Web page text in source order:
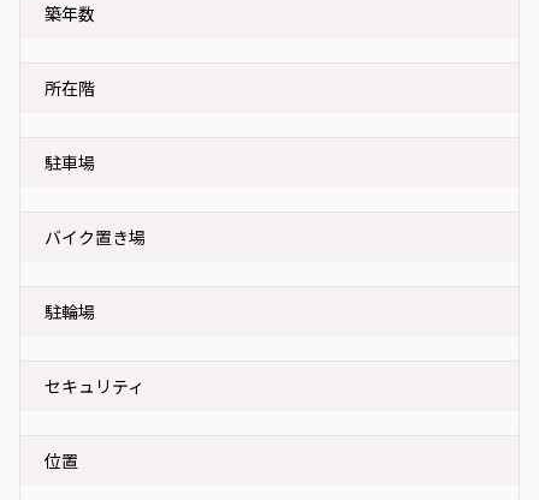
築年数
所在階
駐車場
バイク置き場
駐輪場
セキュリティ
位置